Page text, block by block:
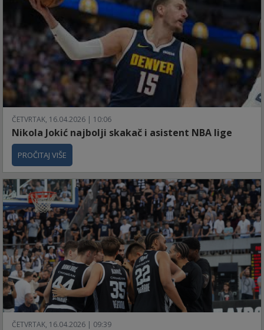
ČETVRTAK, 16.04.2026 | 10:06
Nikola Jokić najbolji skakač i asistent NBA lige
PROČITAJ VIŠE
ČETVRTAK, 16.04.2026 | 09:39